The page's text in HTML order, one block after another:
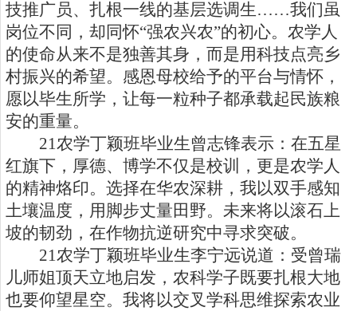
技推广员、扎根一线的基层选调生……我们虽
岗位不同，却同怀“强农兴农”的初心。农学人
的使命从来不是独善其身，而是用科技点亮乡
村振兴的希望。感恩母校给予的平台与情怀，
愿以毕生所学，让每一粒种子都承载起民族粮
安的重量。
21农学丁颖班毕业生曾志锋表示：在五星
红旗下，厚德、博学不仅是校训，更是农学人
的精神烙印。选择在华农深耕，我以双手感知
土壤温度，用脚步丈量田野。未来将以滚石上
坡的韧劲，在作物抗逆研究中寻求突破。
21农学丁颖班毕业生李宁远说道：受曾瑞
儿师姐顶天立地启发，农科学子既要扎根大地
也要仰望星空。我将以交叉学科思维探索农业